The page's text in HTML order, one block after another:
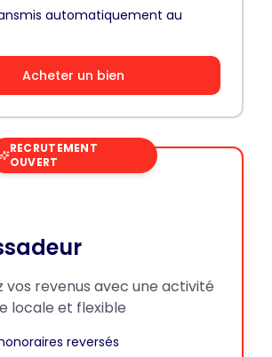
automatiquement au
Acheter un bien
RECRUTEMENT
OUVERT
vos revenus avec une activité
locale et flexible
reversés